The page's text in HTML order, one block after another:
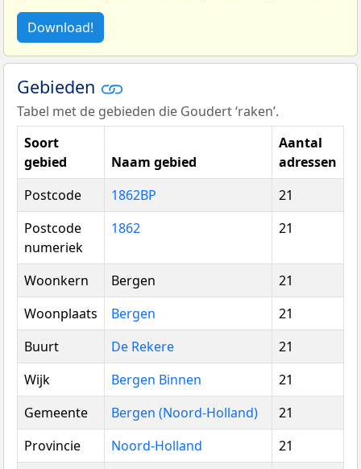
Download!
Gebieden
Tabel met de gebieden die Goudert ‘raken’.
Soort
gebied
Naam gebied
Aantal
adressen
Postcode
1862BP
21
Postcode
numeriek
1862 21
Woonkern Bergen
21
Woonplaats
Bergen
21
Buurt
De Rekere
21
Wijk
Bergen Binnen
21
Gemeente
Bergen (Noord-Holland)
21
Provincie
Noord-Holland
21